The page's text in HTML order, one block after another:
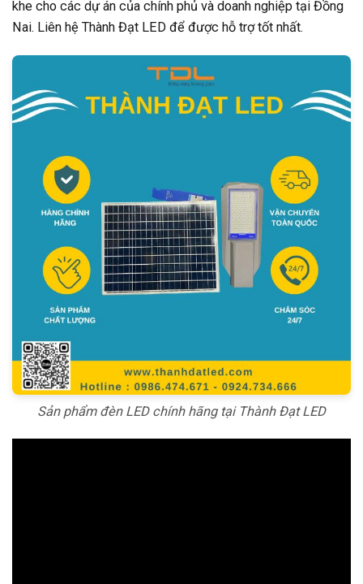
khe cho các dự án của chính phủ và doanh nghiệp tại Đồng
Nai. Liên hệ Thành Đạt LED để được hỗ trợ tốt nhất.
Sản phẩm đèn LED chính hãng tại Thành Đạt LED